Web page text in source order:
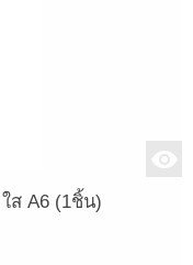
ส A6 (1ชิ้น)